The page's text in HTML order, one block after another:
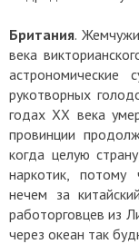
Британия.
века
астрономические
рукотворных
годах XX века
провинции
когда целую
наркотик, потому
нечем за
работорговцев из
через океан так